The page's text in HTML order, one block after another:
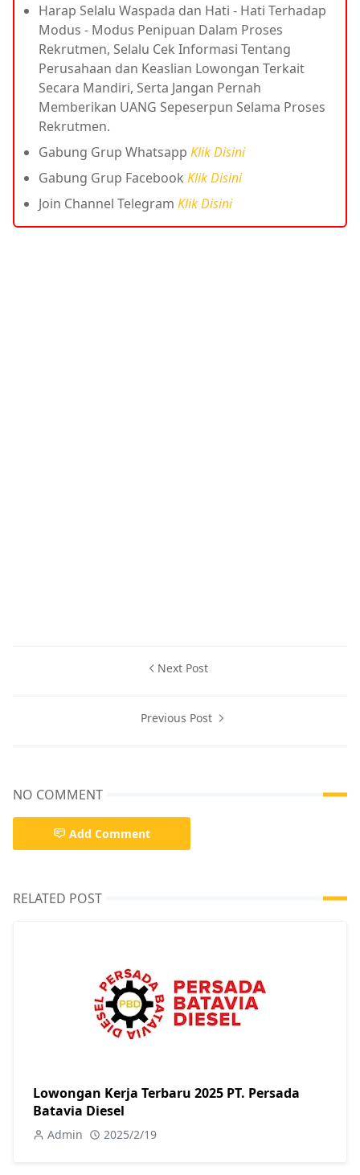
Harap Selalu Waspada dan Hati - Hati Terhadap
Modus - Modus Penipuan Dalam Proses
Rekrutmen, Selalu Cek Informasi Tentang
Perusahaan dan Keaslian Lowongan Terkait
Secara Mandiri, Serta Jangan Pernah
Memberikan UANG Sepeserpun Selama Proses
Rekrutmen.
Gabung Grup Whatsapp Klik Disini
Gabung Grup Facebook Klik Disini
Join Channel Telegram Klik Disini
Next Post
Previous Post
NO COMMENT
Add Comment
RELATED POST
Lowongan Kerja Terbaru 2025 PT. Persada
Batavia Diesel
Admin 2025/2/19